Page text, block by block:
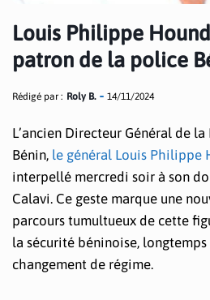
Louis Philippe
patron de la police
Rédigé par : Roly B. 14/11/2024
L’ancien Directeur Général de
Bénin, le général Louis Philippe
interpellé mercredi soir à son
Calavi. Ce geste marque une
parcours tumultueux de cette
la sécurité béninoise,
changement de régime.